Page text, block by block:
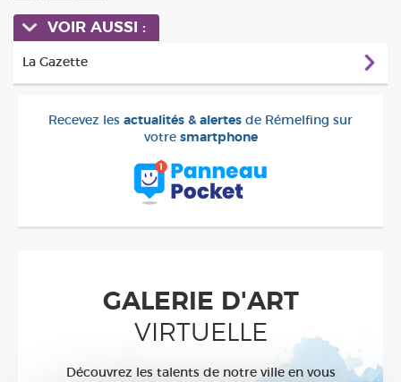
VOIR AUSSI :
La Gazette
Recevez les actualités & alertes de Rémelfing sur
votre smartphone
GALERIE D'ART
VIRTUELLE
Découvrez les talents de notre ville en vous